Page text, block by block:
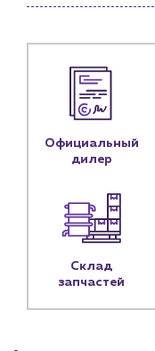
Контактные
Чат-бот
+7 (918)
г.
Официальный
дилер
Склад
запчастей